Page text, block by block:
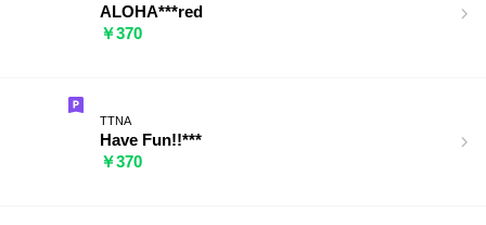
ALOHA***red
￥370
TTNA
Have Fun!!***
￥370